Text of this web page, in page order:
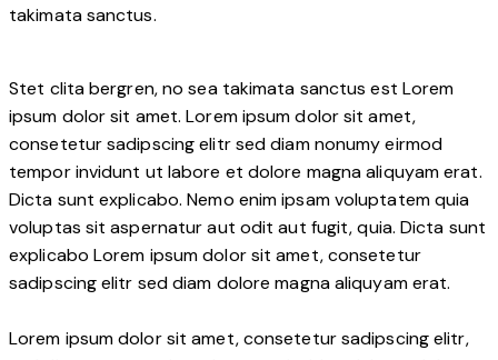
takimata sanctus.
Stet clita bergren, no sea takimata sanctus est Lorem
ipsum dolor sit amet. Lorem ipsum dolor sit amet,
consetetur sadipscing elitr sed diam nonumy eirmod
tempor invidunt ut labore et dolore magna aliquyam erat.
Dicta sunt explicabo. Nemo enim ipsam voluptatem quia
voluptas sit aspernatur aut odit aut fugit, quia. Dicta sunt
explicabo Lorem ipsum dolor sit amet, consetetur
sadipscing elitr sed diam dolore magna aliquyam erat.
Lorem ipsum dolor sit amet, consetetur sadipscing elitr,